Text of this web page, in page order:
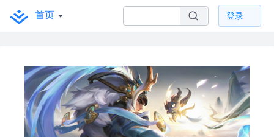
首页 登录